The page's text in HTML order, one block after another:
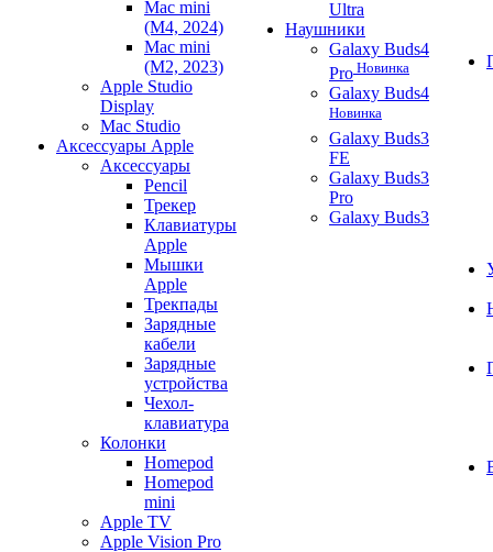
Mac mini
(M4, 2024)
Mac mini
(M2, 2023)
Apple Studio
Display
Mac Studio
Аксессуары Apple
Аксессуары
Pencil
Трекер
Клавиатуры
Apple
Мышки
Apple
Трекпады
Зарядные
кабели
Зарядные
устройства
Чехол-
клавиатура
Колонки
Homepod
Homepod
mini
Apple TV
Apple Vision Pro
Ultra
Наушники
Galaxy Buds4
Pro Новинка
Galaxy Buds4
Новинка
Galaxy Buds3
FE
Galaxy Buds3
Pro
Galaxy Buds3